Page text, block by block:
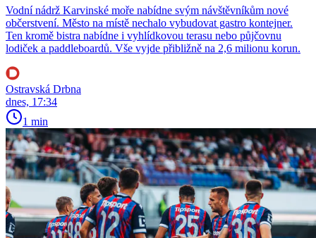
Vodní nádrž Karvinské moře nabídne svým návštěvníkům nové
občerstvení. Město na místě nechalo vybudovat gastro kontejner.
Ten kromě bistra nabídne i vyhlídkovou terasu nebo půjčovnu
lodiček a paddleboardů. Vše vyjde přibližně na 2,6 milionu korun.
Ostravská Drbna
dnes, 17:34
1 min